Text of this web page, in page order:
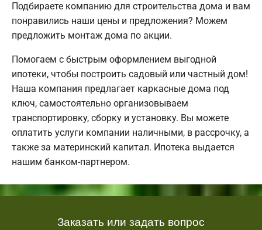
Подбираете компанию для строительства дома и вам
понравились наши цены и предложения? Можем
предложить монтаж дома по акции.
Помогаем с быстрым оформлением выгодной
ипотеки, чтобы построить садовый или частный дом!
Наша компания предлагает каркасные дома под
ключ, самостоятельно организовываем
транспортировку, сборку и установку. Вы можете
оплатить услуги компании наличными, в рассрочку, а
также за материнский капитал. Ипотека выдается
нашим банком-партнером.
Заказать или задать вопрос